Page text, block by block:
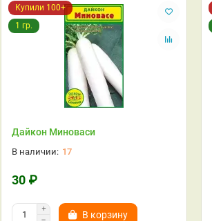
Купили 100+
1 гр.
Дайкон Миноваси
17
30 ₽
В корзину